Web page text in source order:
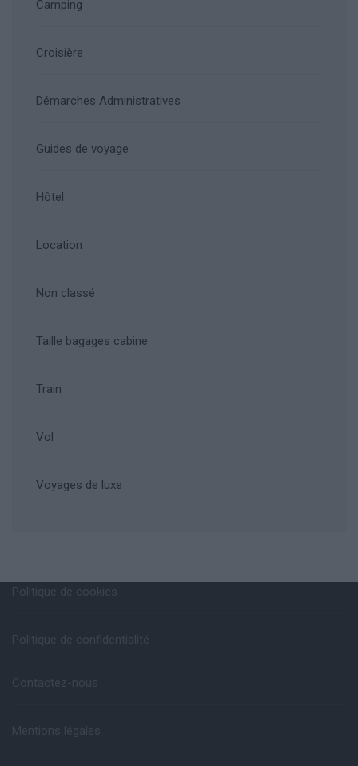
Camping
Croisière
Démarches Administratives
Guides de voyage
Hôtel
Location
Non classé
Taille bagages cabine
Train
Vol
Voyages de luxe